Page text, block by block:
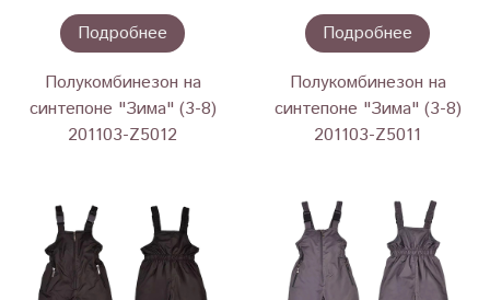
Подробнее
Полукомбинезон на
синтепоне "Зима" (3-8)
201103-Z5012
Подробнее
Полукомбинезон на
синтепоне "Зима" (3-8)
201103-Z5011